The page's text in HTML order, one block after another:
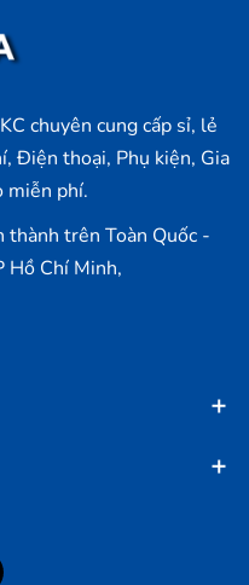
chuyên cung cấp sỉ, lẻ
Điện thoại, Phụ kiện, Gia
miễn phí.
thành trên Toàn Quốc -
Hồ Chí Minh,